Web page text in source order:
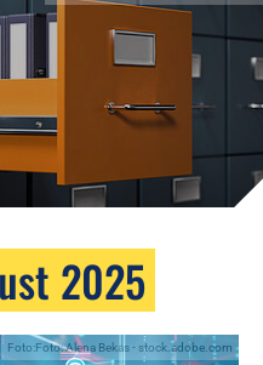
2025
Foto:Foto: Alena Bekas - stock.adobe.com